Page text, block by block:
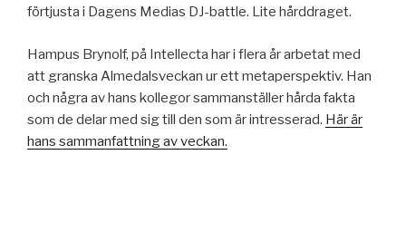
förtjusta i Dagens Medias DJ-battle. Lite hårddraget.
Hampus Brynolf, på Intellecta har i flera år arbetat med
att granska Almedalsveckan ur ett metaperspektiv. Han
och några av hans kollegor sammanställer hårda fakta
som de delar med sig till den som är intresserad. Här är
hans sammanfattning av veckan.